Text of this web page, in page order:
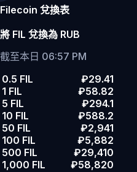
Filecoin 兌換表
將 FIL 兌換為 RUB
截至本日 06:57 PM
0.5 FIL
₽29.41
1 FIL
₽58.82
5 FIL
₽294.1
10 FIL
₽588.2
50 FIL
₽2,941
100 FIL
₽5,882
500 FIL
₽29,410
1,000 FIL
₽58,820